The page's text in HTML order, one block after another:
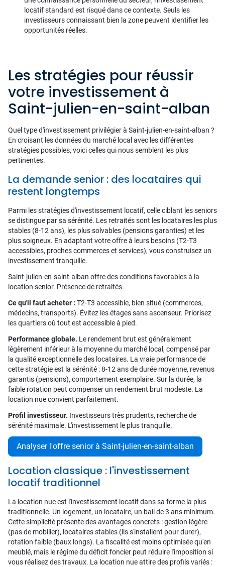
locatif standard est risqué dans ce contexte. Seuls les
investisseurs connaissant bien la zone peuvent identifier les
opportunités réelles.
Les stratégies pour réussir
votre investissement à
Saint-julien-en-saint-alban
Quel type d'investissement privilégier à Saint-julien-en-saint-alban ?
En croisant les données du marché local avec les différentes
stratégies possibles, voici celles qui nous semblent les plus
pertinentes.
La demande senior : des locataires qui
restent longtemps
Parmi les stratégies d'investissement locatif, celle ciblant les seniors
se distingue par sa sérénité. Les retraités sont les locataires les plus
stables (8-12 ans), les plus solvables (pensions garanties) et les
plus soigneux. En adaptant votre offre à leurs besoins (T2-T3
accessibles, proches commerces et services), vous construisez un
investissement tranquille.
Saint-julien-en-saint-alban offre des conditions favorables à la
location senior. Présence de retraités.
Ce qu'il faut acheter : T2-T3 accessible, bien situé (commerces,
médecins, transports). Évitez les étages sans ascenseur. Priorisez
les quartiers où tout est accessible à pied.
Performance globale. Le rendement brut est généralement
légèrement inférieur à la moyenne du marché local, compensé par
la qualité exceptionnelle des locataires. La vraie performance de
cette stratégie est la sérénité : 8-12 ans de durée moyenne, revenus
garantis (pensions), comportement exemplaire. Sur la durée, la
faible rotation peut compenser un rendement brut modeste. La
location nue convient parfaitement.
Profil investisseur. Investisseurs très prudents, recherche de
sérénité maximale. L'investissement le plus tranquille.
Analyser l'offre senior à Saint-julien-en-saint-alban
Location classique : l'investissement
locatif traditionnel
La location nue est l'investissement locatif dans sa forme la plus
traditionnelle. Un logement, un locataire, un bail de 3 ans minimum.
Cette simplicité présente des avantages concrets : gestion légère
(pas de mobilier), locataires stables (ils s'installent pour durer),
rotation faible (baux longs). La fiscalité est moins optimisée qu'en
meublé, mais le régime du déficit foncier peut réduire l'imposition si
vous réalisez des travaux. La location nue attire des profils variés :